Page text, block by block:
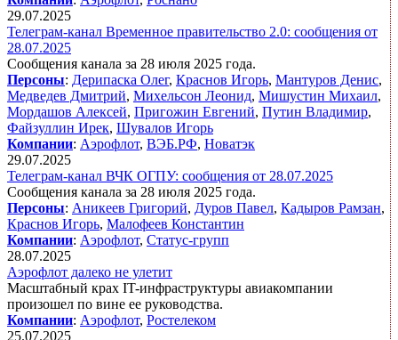
29.07.2025
Телеграм-канал Временное правительство 2.0: сообщения от
28.07.2025
Сообщения канала за 28 июля 2025 года.
Персоны: Дерипаска Олег, Краснов Игорь, Мантуров Денис,
Медведев Дмитрий, Михельсон Леонид, Мишустин Михаил,
Мордашов Алексей, Пригожин Евгений, Путин Владимир,
Файзуллин Ирек, Шувалов Игорь
Компании: Аэрофлот, ВЭБ.РФ, Новатэк
29.07.2025
Телеграм-канал ВЧК ОГПУ: сообщения от 28.07.2025
Сообщения канала за 28 июля 2025 года.
Персоны: Аникеев Григорий, Дуров Павел, Кадыров Рамзан,
Краснов Игорь, Малофеев Константин
Компании: Аэрофлот, Статус-групп
28.07.2025
Аэрофлот далеко не улетит
Масштабный крах IT-инфраструктуры авиакомпании
произошел по вине ее руководства.
Компании: Аэрофлот, Ростелеком
25.07.2025